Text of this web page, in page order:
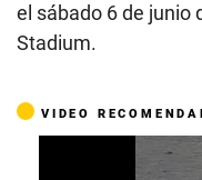
el sábado 6 de junio
Stadium.
VIDEO